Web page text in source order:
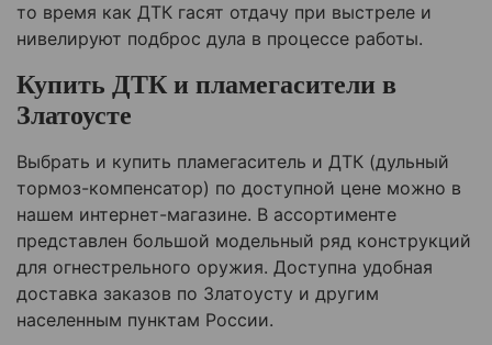
то время как ДТК гасят отдачу при выстреле и
нивелируют подброс дула в процессе работы.
Купить ДТК и пламегасители в
Златоусте
Выбрать и купить пламегаситель и ДТК (дульный
тормоз-компенсатор) по доступной цене можно в
нашем интернет-магазине. В ассортименте
представлен большой модельный ряд конструкций
для огнестрельного оружия. Доступна удобная
доставка заказов по Златоусту и другим
населенным пунктам России.